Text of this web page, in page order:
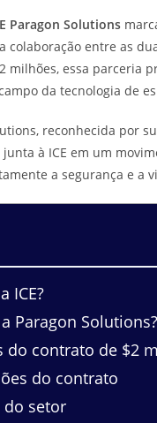
Paragon Solutions
colaboração entre as
milhões, essa parceria
da tecnologia de
reconhecida por
junta à ICE em um
a segurança e a
ICE?
Paragon Solutions?
do contrato de $2
do contrato
do setor